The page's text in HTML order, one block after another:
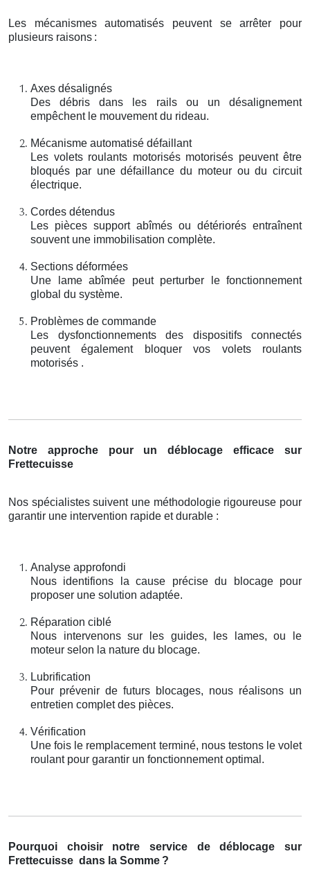
Les mécanismes automatisés peuvent se arrêter pour
plusieurs raisons :
Axes désalignés
Des débris dans les rails ou un désalignement
empêchent le mouvement du rideau.
Mécanisme automatisé défaillant
Les volets roulants motorisés motorisés peuvent être
bloqués par une défaillance du moteur ou du circuit
électrique.
Cordes détendus
Les pièces support abîmés ou détériorés entraînent
souvent une immobilisation complète.
Sections déformées
Une lame abîmée peut perturber le fonctionnement
global du système.
Problèmes de commande
Les dysfonctionnements des dispositifs connectés
peuvent également bloquer vos volets roulants
motorisés .
Notre approche pour un déblocage efficace sur
Frettecuisse
Nos spécialistes suivent une méthodologie rigoureuse pour
garantir une intervention rapide et durable :
Analyse approfondi
Nous identifions la cause précise du blocage pour
proposer une solution adaptée.
Réparation ciblé
Nous intervenons sur les guides, les lames, ou le
moteur selon la nature du blocage.
Lubrification
Pour prévenir de futurs blocages, nous réalisons un
entretien complet des pièces.
Vérification
Une fois le remplacement terminé, nous testons le volet
roulant pour garantir un fonctionnement optimal.
Pourquoi choisir notre service de déblocage sur
Frettecuisse dans la Somme ?